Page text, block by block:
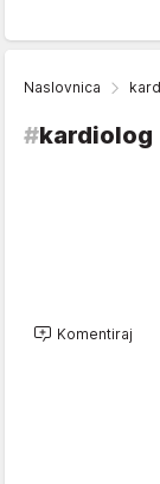
Naslovnica
#kardiolog
Komentiraj